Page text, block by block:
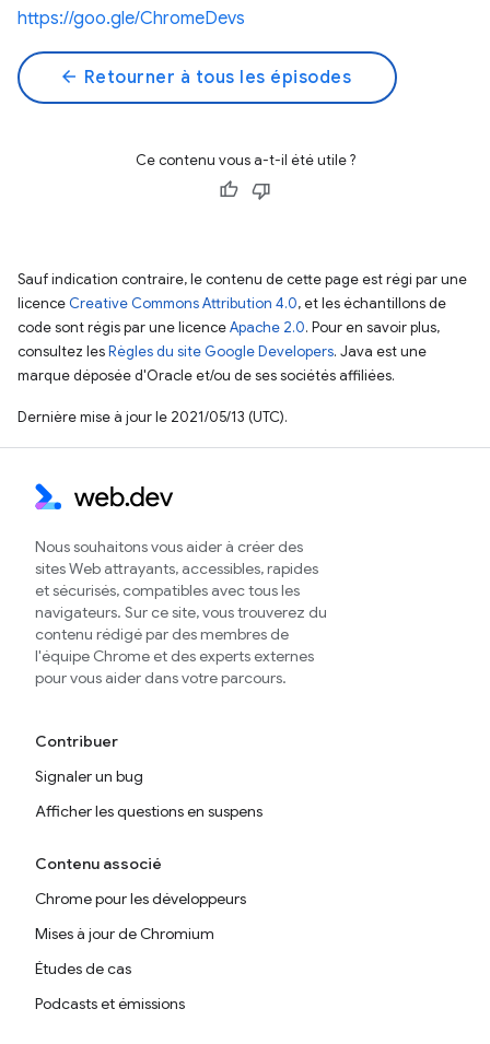
https://goo.gle/ChromeDevs
arrow_back Retourner à tous les épisodes
Ce contenu vous a-t-il été utile ?
Sauf indication contraire, le contenu de cette page est régi par une
licence Creative Commons Attribution 4.0, et les échantillons de
code sont régis par une licenceApache 2.0. Pour en savoir plus,
consultez lesRègles du site Google Developers. Java est une
marque déposée d'Oracle et/ou de ses sociétés affiliées.
Dernière mise à jour le 2021/05/13 (UTC).
Nous souhaitons vous aider à créer des
sites Web attrayants, accessibles, rapides
et sécurisés, compatibles avec tous les
navigateurs. Sur ce site, vous trouverez du
contenu rédigé par des membres de
l'équipe Chrome et des experts externes
pour vous aider dans votre parcours.
Contribuer
Signaler un bug
Afficher les questions en suspens
Contenu associé
Chrome pour les développeurs
Mises à jour de Chromium
Études de cas
Podcasts et émissions